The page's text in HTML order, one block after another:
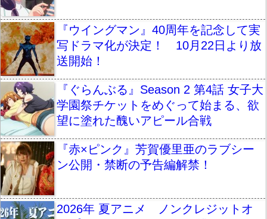
『ウイングマン』40周年を記念して実
写ドラマ化が決定！ 10月22日より放
送開始！
『ぐらんぶる』Season 2 第4話 女子大
学園祭チケットをめぐって始まる、欲
望に塗れた醜いアピール合戦
『赤×ピンク』芳賀優里亜のラブシー
ン公開・禁断の予告編解禁！
2026年 夏アニメ ノンクレジットオ